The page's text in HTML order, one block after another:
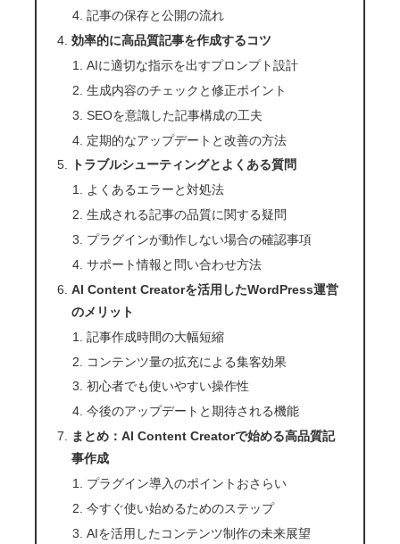
記事の保存と公開の流れ
効率的に高品質記事を作成するコツ
AIに適切な指示を出すプロンプト設計
生成内容のチェックと修正ポイント
SEOを意識した記事構成の工夫
定期的なアップデートと改善の方法
トラブルシューティングとよくある質問
よくあるエラーと対処法
生成される記事の品質に関する疑問
プラグインが動作しない場合の確認事項
サポート情報と問い合わせ方法
AI Content Creatorを活用したWordPress運営
のメリット
記事作成時間の大幅短縮
コンテンツ量の拡充による集客効果
初心者でも使いやすい操作性
今後のアップデートと期待される機能
まとめ：AI Content Creatorで始める高品質記
事作成
プラグイン導入のポイントおさらい
今すぐ使い始めるためのステップ
AIを活用したコンテンツ制作の未来展望